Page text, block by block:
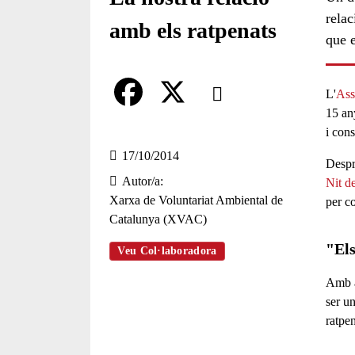
amb els ratpenats
Comparteix
a
c
b
Compartir en altres xarxes
17/10/2014
Autor/a
Xarxa de Voluntariat Ambiental de
Catalunya (XVAC)
Veu Col·laboradora
que
L'
15
i
Nit
per
Amb
ser